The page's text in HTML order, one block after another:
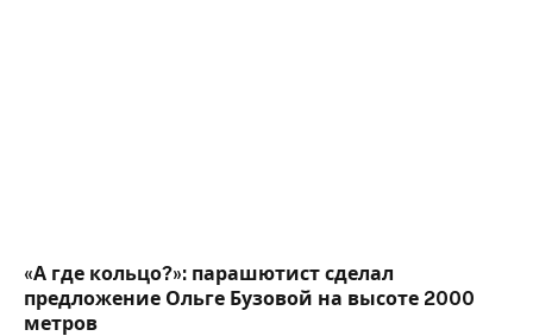
«А где кольцо?»: парашютист сделал
предложение Ольге Бузовой на высоте 2000
метров